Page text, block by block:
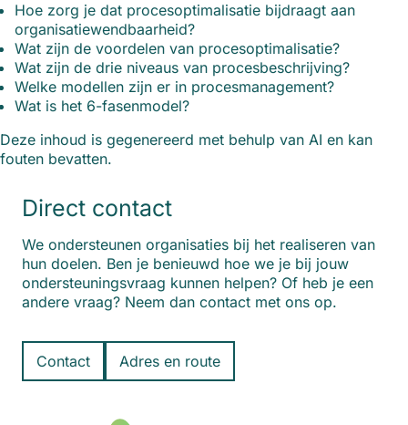
Hoe zorg je dat procesoptimalisatie bijdraagt aan
organisatiewendbaarheid?
Wat zijn de voordelen van procesoptimalisatie?
Wat zijn de drie niveaus van procesbeschrijving?
Welke modellen zijn er in procesmanagement?
Wat is het 6-fasenmodel?
Deze inhoud is gegenereerd met behulp van AI en kan
fouten bevatten.
Direct contact
We ondersteunen organisaties bij het realiseren van
hun doelen. Ben je benieuwd hoe we je bij jouw
ondersteuningsvraag kunnen helpen? Of heb je een
andere vraag? Neem dan contact met ons op.
Contact Adres en route